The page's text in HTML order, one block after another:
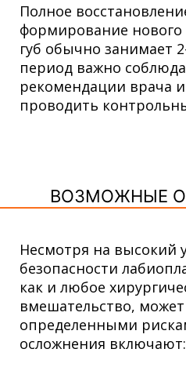
Полное
формирование
губ обычно занимает
период важно
рекомендации врача
проводить
ВОЗМОЖНЫЕ
Несмотря на высокий
безопасности
как и любое
вмешательство,
определенными
осложнения включают: